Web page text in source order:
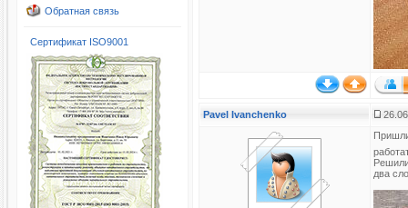
Обратная связь
Сертификат ISO9001
Pavel Ivanchenko
два